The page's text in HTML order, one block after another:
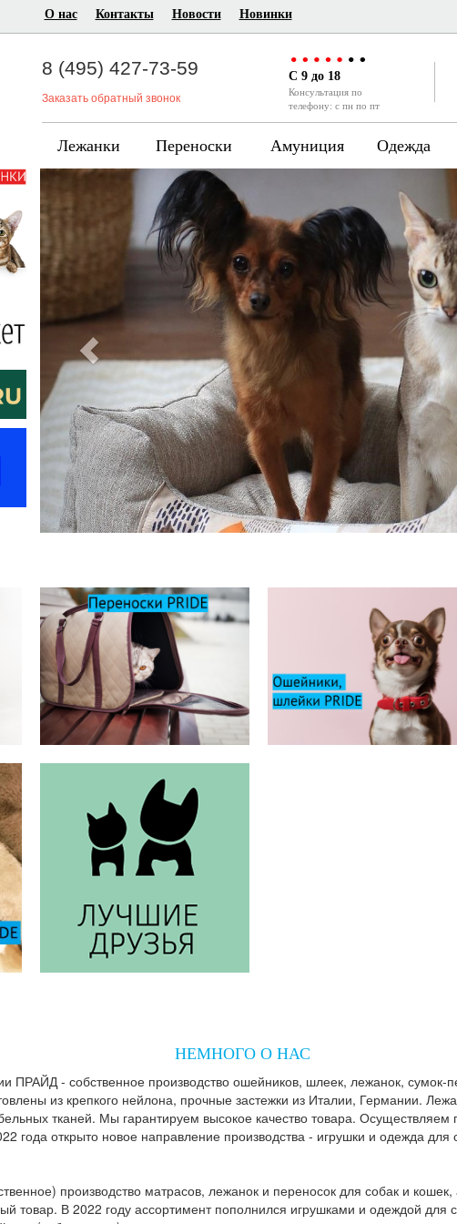
О нас Контакты Новости Новинки
8 (495) 427-73-59
Заказать обратный звонок
C 9 до 18
Консультация по
телефону: с пн по пт
Лежанки Переноски Амуниция Одежда
НЕМНОГО О НАС
ПРАЙД - собственное производство ошейников, шлеек, лежанок, сумок-
из крепкого нейлона, прочные застежки из Италии, Германии.
тканей. Мы гарантируем высокое качество товара.
года открыто новое направление производства - игрушки и одежда для
производство матрасов, лежанок и переносок для собак и
товар. В 2022 году ассортимент пополнился игрушками и одеждой для